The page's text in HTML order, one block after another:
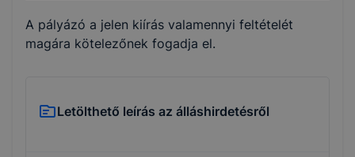
A pályázó a jelen kiírás valamennyi feltételét
magára kötelezőnek fogadja el.
Letölthető leírás az álláshirdetésről